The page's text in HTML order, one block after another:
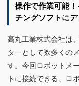
操作で作業可能
チングソフトに
高丸工業株式会社は
ターとして数多くの
す。今回ロボットメ
トに接続できる、ロ